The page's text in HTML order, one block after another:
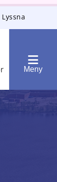
Lyssna
Meny